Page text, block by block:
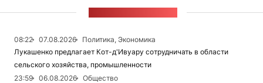
08:22 07.08.2026
Политика, Экономика
Лукашенко предлагает Кот-д'Ивуару сотрудничать в области
сельского хозяйства, промышленности
23:59
06.08.2026
Общество